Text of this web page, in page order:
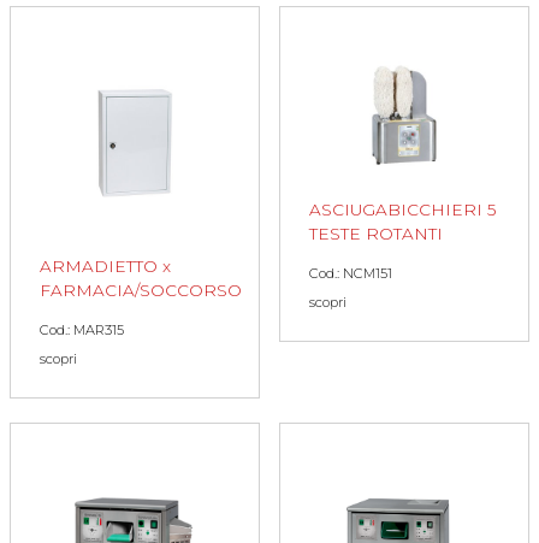
ARMADIETTO x
FARMACIA/SOCCORSO
Cod.: MAR315
scopri
ASCIUGABICCHIERI 5
TESTE ROTANTI
Cod.: NCM151
scopri